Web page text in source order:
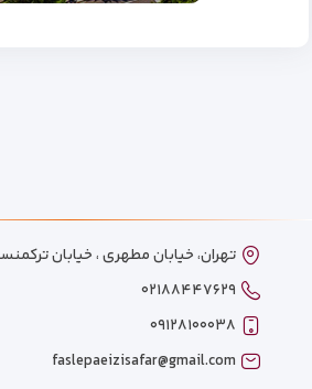
تهران، خیابان مطهری ، خیابان ترکمنستان ،
۰۲۱۸۸۴۴۷۶۲۹
۰۹۱۲۸۱۰۰۰۳۸
faslepaeizisafar@gmail.com